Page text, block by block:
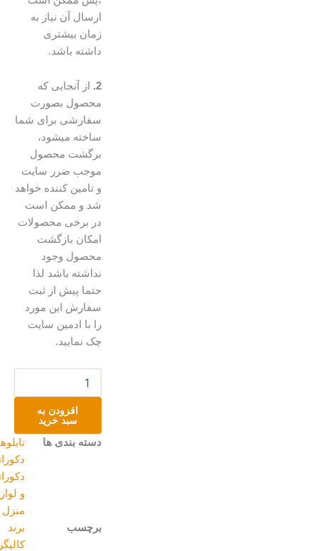
ارسال آن نیاز به
زمان بیشتری
داشته باشد.
از آنجایی که
محصول بصورت
سفارشی برای شما
ساخته میشود،
برگشت محصول
موجب ضرر سایت
و تامین کننده خواهد
شد و ممکن است
در برخی محصولات
امکان بازگشت
محصول وجود
نداشته باشد لذا
حتما پیش از ثبت
سفارش این مورد
را با ادمین سایت
چک نمایید.
چشمت
افزودن به
سبد خرید
دسته بندی ها
تابلوهای
دکوراتیو,
دکوراتیو
و لوازم
منزل
برچسب
کالیگرافی